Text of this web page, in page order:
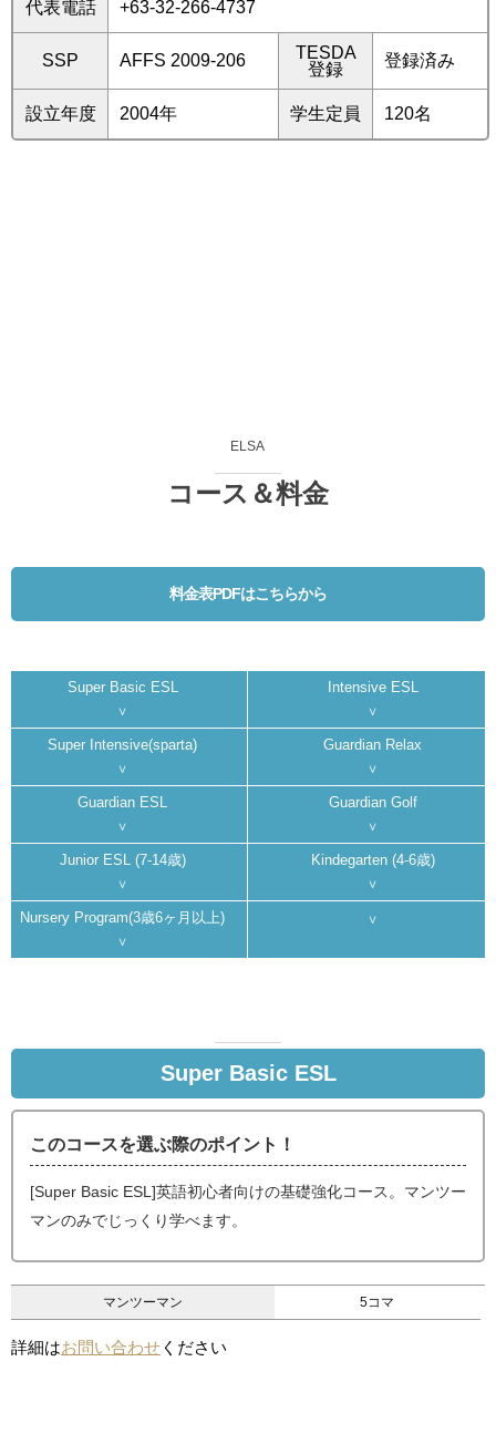
代表電話 +63-32-266-4737
SSP AFFS 2009-206
TESDA
登録
登録済み
設立年度 2004年 学生定員 120名
ELSA
コース＆料金
料金表PDFはこちらから
Super Basic ESL Intensive ESL
Super Intensive(sparta) Guardian Relax
Guardian ESL Guardian Golf
Junior ESL (7-14歳) Kindegarten (4-6歳)
Nursery Program(3歳6ヶ月以上)
Super Basic ESL
このコースを選ぶ際のポイント！
[Super Basic ESL]英語初心者向けの基礎強化コース。マンツー
マンのみでじっくり学べます。
マンツーマン 5コマ
詳細はお問い合わせ ください